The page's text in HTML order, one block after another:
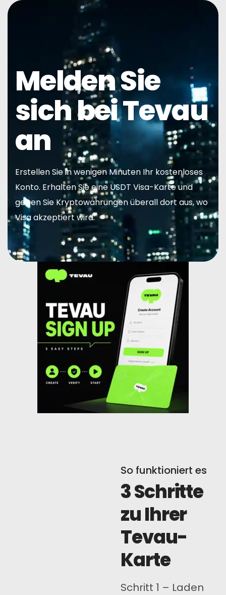
Heim
Karte
Geldbörse
Finanzen
Um
Häufig Gestellte Fragen
Nachricht
Melden Sie Sich An
Deutsch
Melden Sie
sich bei Tevau
an
Erstellen Sie in wenigen Minuten Ihr kostenloses
Konto. Erhalten Sie eine USDT Visa-Karte und
geben Sie Kryptowährungen überall dort aus, wo
Visa akzeptiert wird.
So funktioniert es
3 Schritte
zu Ihrer
Tevau-
Karte
Schritt 1 – Laden